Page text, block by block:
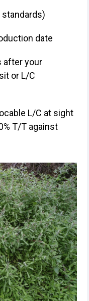
standards)
date
after your
or L/C
L/C at sight
T/T against